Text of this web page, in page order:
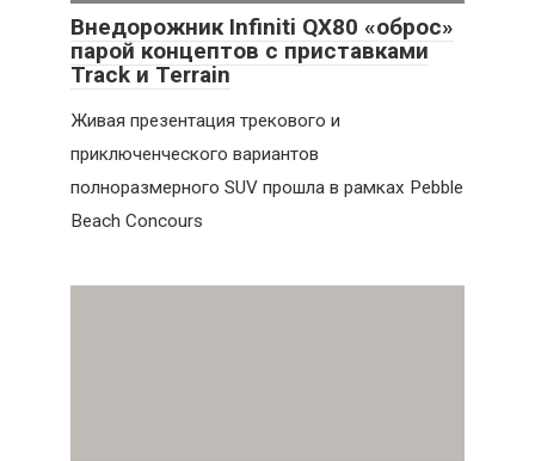
Внедорожник Infiniti QX80 «оброс»
парой концептов с приставками
Track и Terrain
Живая презентация трекового и
приключенческого вариантов
полноразмерного SUV прошла в рамках Pebble
Beach Concours